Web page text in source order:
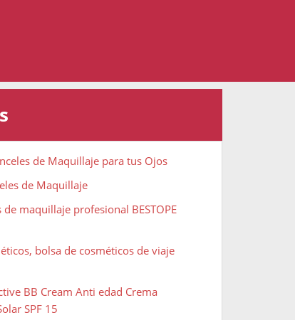
de Maquillaje para tus Ojos
de Maquillaje
maquillaje profesional BESTOPE
bolsa de cosméticos de viaje
BB Cream Anti edad Crema
SPF 15